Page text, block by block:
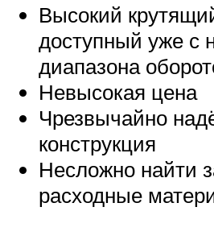
Высокий
доступный уже с
диапазона
Невысокая цена
Чрезвычайно
конструкция
Несложно найти
расходные